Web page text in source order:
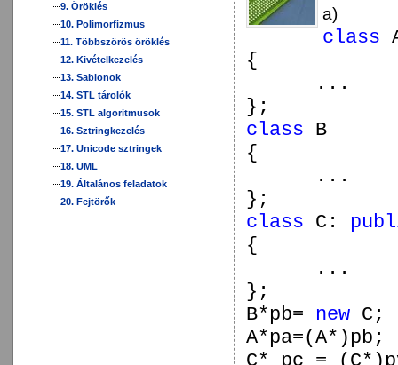
9. Öröklés
10. Polimorfizmus
11. Többszörös öröklés
12. Kivételkezelés
13. Sablonok
14. STL tárolók
15. STL algoritmusok
16. Sztringkezelés
17. Unicode sztringek
18. UML
19. Általános feladatok
20. Fejtörők
a)
class
{
...
};
class B
{
...
};
class C:
{
...
};
B*pb= new C;
A*pa=(A*)pb;